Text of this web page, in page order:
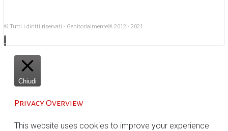
© Tutti i diritti riservati - Genitorialmente® 2012 - 2021
Chiudi
Privacy Overview
This website uses cookies to improve your experience